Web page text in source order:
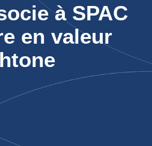
à SPAC
en valeur